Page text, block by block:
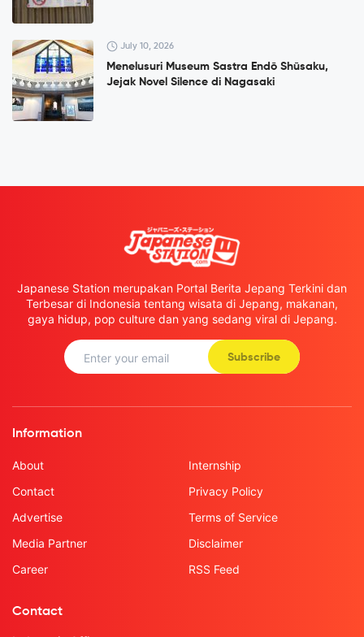
July 10, 2026
Menelusuri Museum Sastra Endō Shūsaku,
Jejak Novel Silence di Nagasaki
Japanese Station merupakan Portal Berita Jepang Terkini dan
Terbesar di Indonesia tentang wisata di Jepang, makanan,
gaya hidup, pop culture dan yang sedang viral di Jepang.
Subscribe
Information
About
Contact
Advertise
Media Partner
Career
Internship
Privacy Policy
Terms of Service
Disclaimer
RSS Feed
Contact